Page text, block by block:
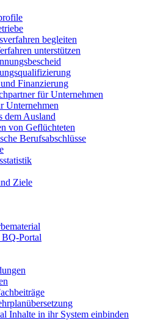
begleiten
unterstützen
Finanzierung
für Unternehmen
Unternehmen
dem Ausland
von Geflüchteten
Berufsabschlüsse
Ziele
BQ-Portal
Inhalte in ihr System einbinden